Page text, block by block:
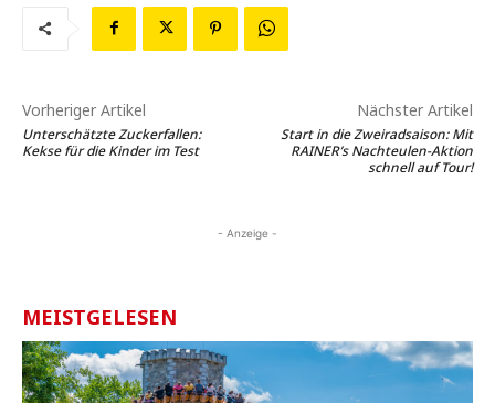
Vorheriger Artikel
Unterschätzte Zuckerfallen:
Kekse für die Kinder im Test
Nächster Artikel
Start in die Zweiradsaison: Mit
RAINER’s Nachteulen-Aktion
schnell auf Tour!
- Anzeige -
MEISTGELESEN